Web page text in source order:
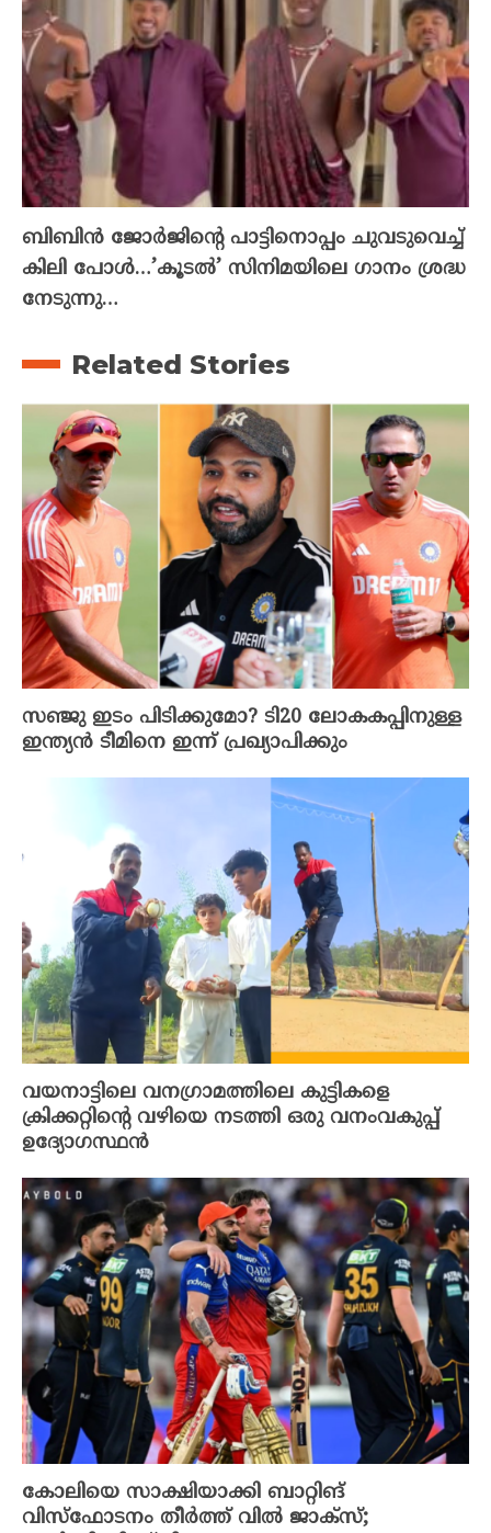
ബിബിൻ ജോർജിന്റെ പാട്ടിനൊപ്പം ചുവടുവെച്ച്
കിലി പോൾ…’കൂടൽ’ സിനിമയിലെ ഗാനം ശ്രദ്ധ
നേടുന്നു…
Related Stories
സഞ്ജു ഇടം പിടിക്കുമോ? ടി20 ലോകകപ്പിനുള്ള
ഇന്ത്യൻ ടീമിനെ ഇന്ന് പ്രഖ്യാപിക്കും
വയനാട്ടിലെ വനഗ്രാമത്തിലെ കുട്ടികളെ
ക്രിക്കറ്റിൻ്റെ വഴിയെ നടത്തി ഒരു വനംവകുപ്പ്
ഉദ്യോഗസ്ഥൻ
കോലിയെ സാക്ഷിയാക്കി ബാറ്റിങ്
വിസ്‌ഫോടനം തീർത്ത് വിൽ ജാക്‌സ്;